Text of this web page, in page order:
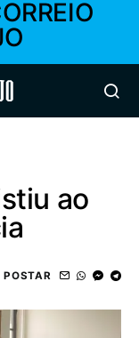
ao
POSTAR